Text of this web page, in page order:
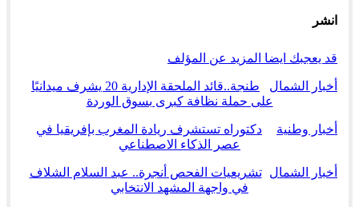
انشر
قد يعجبك ايضا المزيد عن المؤلف
أخبار الشمال
طنجة..قائد الملحقة الإدارية 20 يشرف ميدانيًا
على حملة نظافة كبرى بسوق الوردة
أخبار وطنية
دكتوراه تستشرف ريادة المغرب بإفريقيا في
عصر الذكاء الاصطناعي
أخبار الشمال
تشريعيات الفحص أنجرة.. عبد السلام الشلاف
في واجهة المشهد الانتخابي